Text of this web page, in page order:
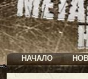
НАЧАЛО